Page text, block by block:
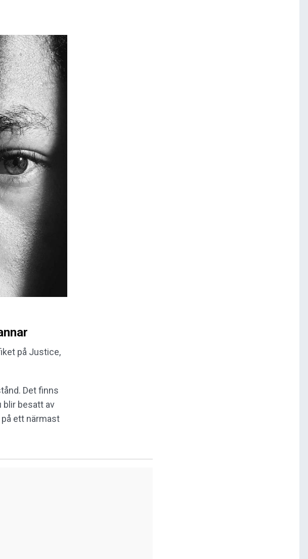
på Justice,
Det finns
blir besatt av
ett närmast